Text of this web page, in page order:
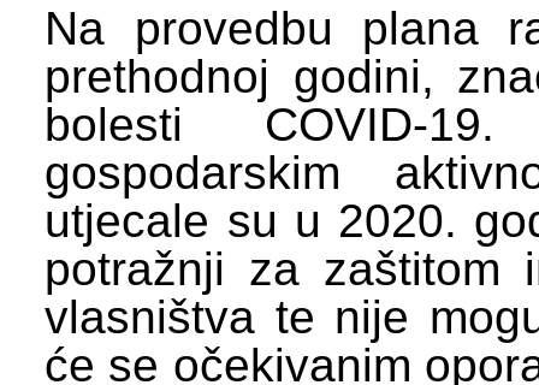
Na provedbu plana
prethodnoj godini,
bolesti COVID-
gospodarskim
utjecale su u 2020.
potražnji za zaštitom
vlasništva te nije
će se očekivanim